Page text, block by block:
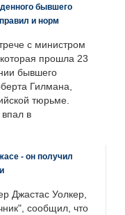
бывшего
и норм
с министром
прошла 23
бывшего
Гилмана,
тюрьме.
в
- он получил
Джастас Уолкер,
сообщил, что